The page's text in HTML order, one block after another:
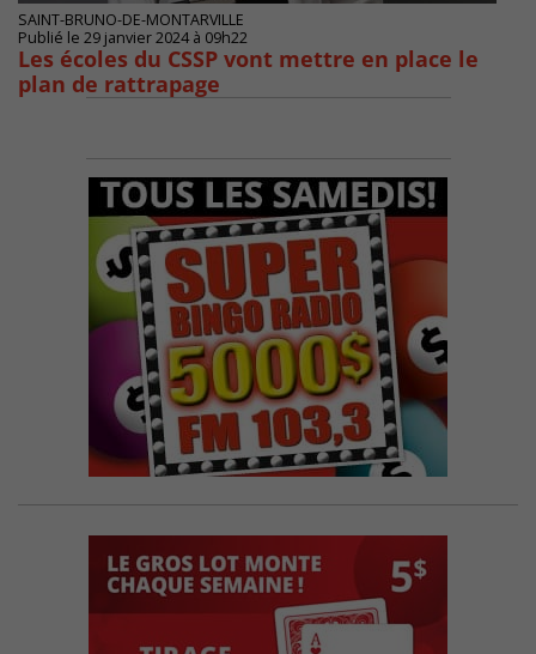
SAINT-BRUNO-DE-MONTARVILLE
Publié le 29 janvier 2024 à 09h22
Les écoles du CSSP vont mettre en place le
plan de rattrapage